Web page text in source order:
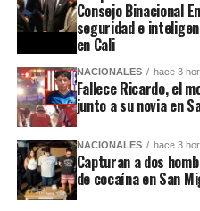
Consejo Binacional
seguridad e
en Cali
NACIONALES hace 3
Fallece Ricardo, el
junto a su novia en
NACIONALES hace 3
Capturan a dos
de cocaína en San